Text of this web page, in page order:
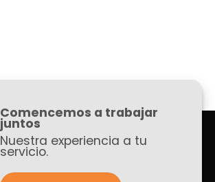
Comencemos a trabajar
juntos
Nuestra experiencia a tu
servicio.